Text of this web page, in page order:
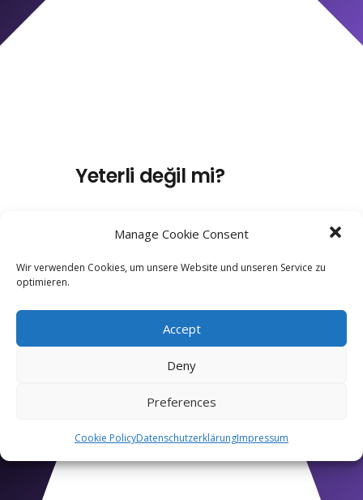
Manage Cookie Consent
Wir verwenden Cookies, um unsere Website und unseren Service zu
optimieren.
Accept
Deny
Preferences
Cookie PolicyDatenschutzerklärungImpressum
Yeterli değil mi?
Orta Düzey